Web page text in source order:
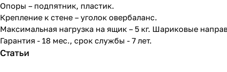
Опоры – подпятник, пластик.
Крепление к стене – уголок овербаланс.
Максимальная нагрузка на ящик – 5 кг. Шариковые
Гарантия - 18 мес., срок службы - 7 лет.
Статьи